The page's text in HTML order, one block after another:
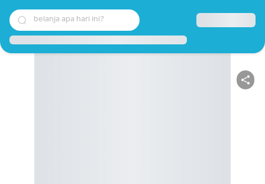
belanja apa hari ini?